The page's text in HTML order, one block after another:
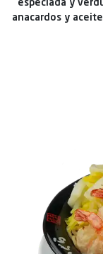
especiada y
anacardos y